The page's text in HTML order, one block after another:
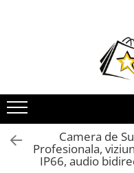
Pachete Promotionale
Articole de Sarbatori
Camere Supraveghere
Casa si Gradina
Lampi Solare
Sanatate si Intretinere
Decoratiuni
Gradina
Lampi Decorative
Lampi
Camera de
Profesionala,
IP66, audio